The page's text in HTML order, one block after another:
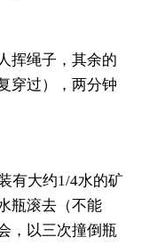
绳子，其余的
穿过），两分钟
大约1/4水的矿
瓶滚去（不能
，以三次撞倒瓶